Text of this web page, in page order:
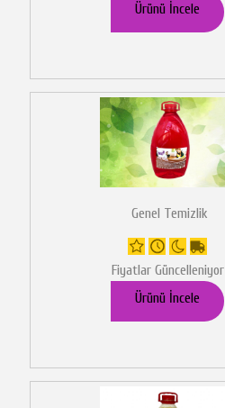
Ürünü İncele
Genel Temizlik
Fiyatlar Güncelleniyor
Ürünü İncele